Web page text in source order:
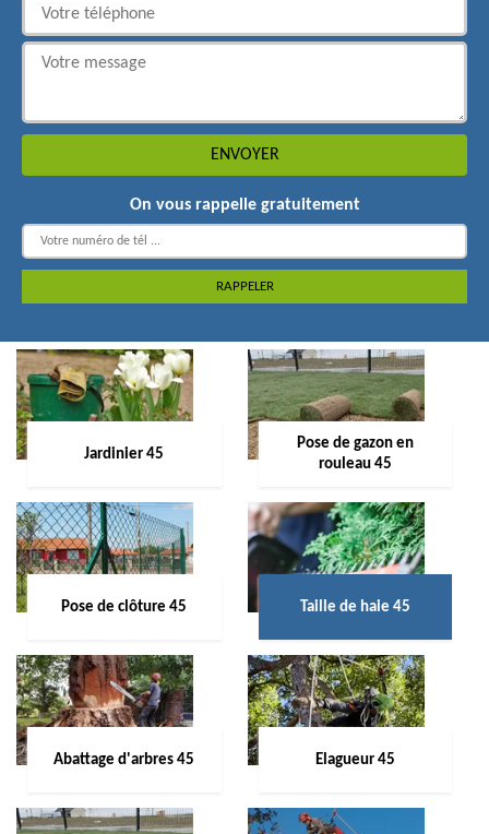
On vous rappelle gratuitement
Jardinier 45
Pose de gazon en
rouleau 45
Pose de clôture 45 Taille de haie 45
Abattage d'arbres 45 Elagueur 45